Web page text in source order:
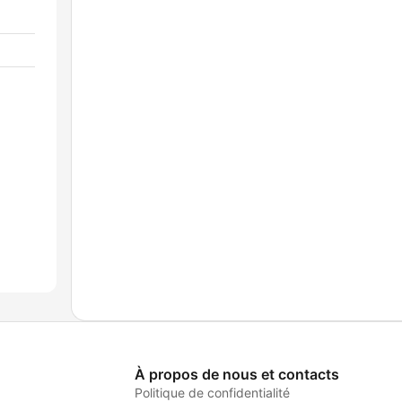
À propos de nous et contacts
Politique de confidentialité